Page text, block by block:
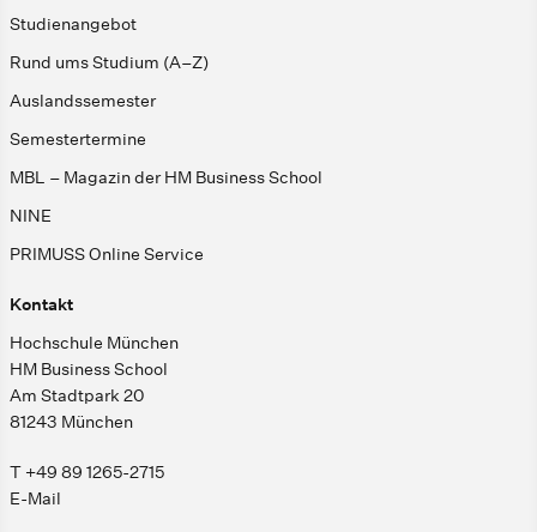
Studienangebot
Rund ums Studium (A–Z)
Auslandssemester
Semestertermine
MBL – Magazin der HM Business School
NINE
PRIMUSS Online Service
Kontakt
Hochschule München
HM Business School
Am Stadtpark 20
81243 München
T +49 89 1265-2715
E-Mail